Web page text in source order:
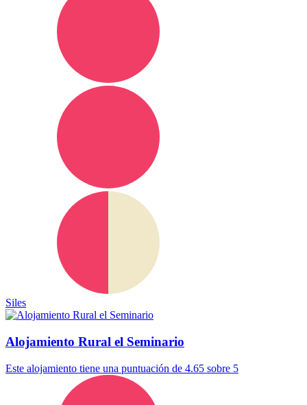
Siles
Alojamiento Rural el Seminario
Este alojamiento tiene una puntuación de 4.65 sobre 5